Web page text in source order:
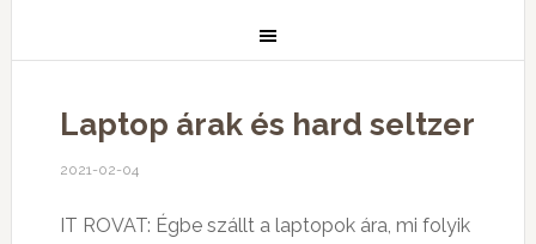
Laptop árak és hard seltzer
2021-02-04
IT ROVAT: Égbe szállt a laptopok ára, mi folyik